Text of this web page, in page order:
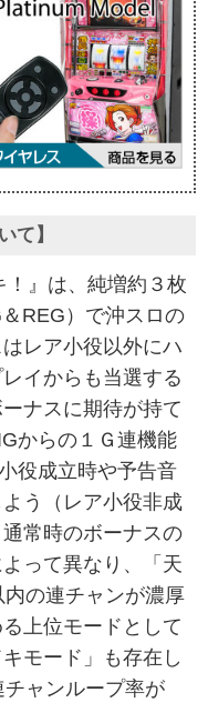
て】
』は、純増約３枚
REG）で沖スロの
レア小役以外にハ
イからも当選する
ナスに期待が持て
からの１Ｇ連機能
役成立時や予告音
う（レア小役非成
常時のボーナスの
って異なり、「天
の連チャンが濃厚
上位モードとして
モード」も存在し
ャンループ率が